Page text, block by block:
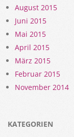
August 2015
Juni 2015
Mai 2015
April 2015
März 2015
Februar 2015
November 2014
KATEGORIEN